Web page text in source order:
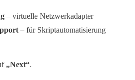
– virtuelle Netzwerkadapter
– für Skriptautomatisierung
„Next“.